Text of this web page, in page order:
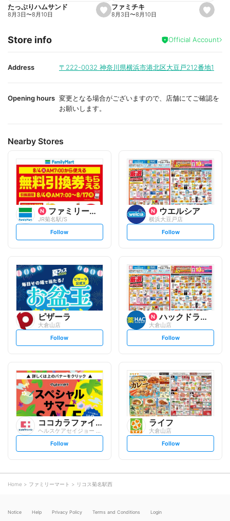
e
e
s
e
i
t
たっぷりハムサンド
8月3日〜8月10日
s
e
a
i
t
ファミチキ
8月3日〜8月10日
Store info Official Account
Address 〒222-0032 神奈川県横浜市港北区大豆戸212番地1
Opening hours 変更となる場合がございますので、店舗にてご確認を
お願いします。
Nearby Stores
ファミリーマート
JR菊名駅/S
s
l
o
w
Follow
ウエルシア
横浜大豆戸店
s
l
o
w
Follow
ピザーラ
大倉山店
s
l
o
w
Follow
ハックドラッグ
大倉山店
s
l
o
w
Follow
ココカラファイン
ヘルスケアセイジョー 妙蓮寺店
s
l
o
Follow
ライフ
大倉山店
s
l
Follow
Home ファミリーマート リコス菊名駅西
Notice Help Privacy Policy Terms and Conditions Login